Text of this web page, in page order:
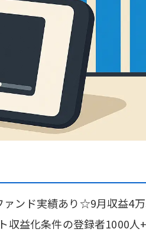
ンド実績あり☆9月収益4
収益化条件の登録者1000人